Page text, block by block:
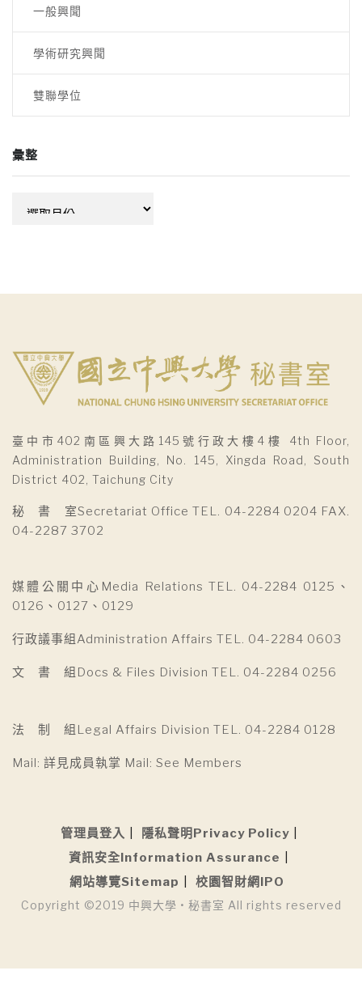
一般興聞
學術研究興聞
雙聯學位
彙整
臺中市402南區興大路145號行政大樓4樓 4th Floor,
Administration Building, No. 145, Xingda Road, South
District 402, Taichung City
秘 書 室Secretariat Office TEL. 04-2284 0204 FAX.
04-2287 3702
媒體公關中心Media Relations TEL. 04-2284 0125、
0126、0127、0129
行政議事組Administration Affairs TEL. 04-2284 0603
文 書 組Docs & Files Division TEL. 04-2284 0256
法 制 組Legal Affairs Division TEL. 04-2284 0128
Mail: 詳見成員執掌 Mail: See Members
管理員登入
隱私聲明Privacy Policy
資訊安全Information Assurance
網站導覽Sitemap
校園智財網IPO
Copyright ©2019 中興大學 • 秘書室 All rights reserved